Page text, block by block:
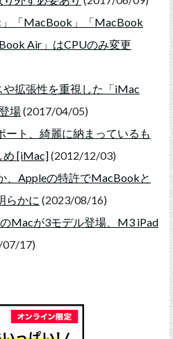
「MacBook」「MacBook
Air」はCPUのみ変更
拡張性を重視した「iMac
場(2017/04/05)
ート、綺麗に納まっているも
め [iMac](2012/12/03)
、Appleの特許でMacBookと
らかに (2023/08/16)
Macが3モデル登場、M3 iPad
07/17)